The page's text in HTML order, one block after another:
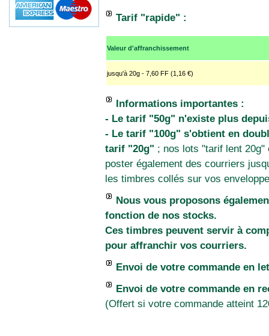
Tarif "rapide" :
Valeur d'affranchissement
jusqu'à 20g - 7,60 FF (1,16 €)
Informations importantes :
- Le tarif "50g" n'existe plus
- Le tarif "100g" s'obtient en
tarif "20g" ; nos lots "tarif lent 20g"
poster également des courriers
les timbres collés sur vos
Nous vous proposons
fonction de nos stocks.
Ces timbres peuvent servir à
pour affranchir vos courriers.
Envoi de votre commande en
Envoi de votre commande en
(Offert si votre commande atteint